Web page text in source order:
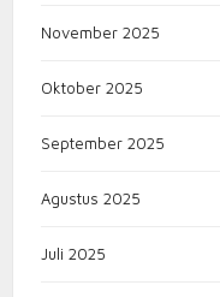
November 2025
Oktober 2025
September 2025
Agustus 2025
Juli 2025